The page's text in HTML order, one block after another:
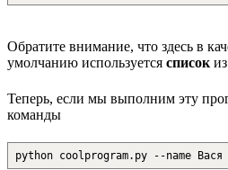
Обратите внимание, что здесь в
умолчанию используется списокиз
Теперь, если мы выполним эту
команды
python coolprogram.py --name Вася